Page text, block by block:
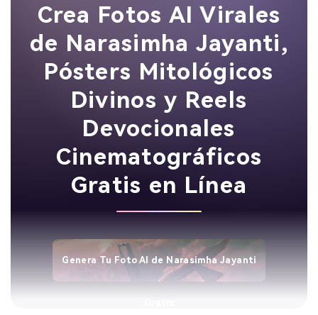
Crea Fotos AI Virales
de Narasimha Jayanti,
Pósters Mitológicos
Divinos y Reels
Devocionales
Cinematográficos
Gratis en Línea
Genera Tu Foto AI de Narasimha Jayanti